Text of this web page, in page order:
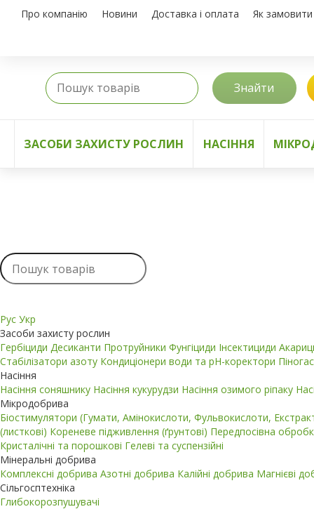
Про компанію Новини Доставка і оплата Як замовити
Знайти
ЗАСОБИ ЗАХИСТУ РОСЛИН НАСІННЯ
Рус Укр
Засоби захисту рослин
Гербіциди Десиканти Протруйники Фунгіциди Інсектициди
Стабілізатори азоту Кондиціонери води та pH-коректори
Насіння
Насіння соняшнику Насіння кукурудзи Насіння озимого ріпаку
Мікродобрива
Біостимулятори (Гумати, Амінокислоти, Фульвокислоти,
(листкові) Кореневе підживлення (ґрунтові) Передпосівна
Кристалічні та порошкові Гелеві та суспензійні
Мінеральні добрива
Комплексні добрива Азотні добрива Калійні добрива Магнієві
Сільгосптехніка
Глибокорозпушувачі